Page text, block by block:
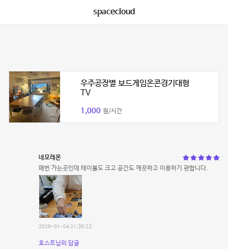
spacecloud
우주공장별 보드게임온콘경기대형
TV
1,000 원/시간
네모레몬
매번 가는곳인데 테이블도 크고 공간도 깨끗하고 이용하기 편합니다.
2026-01-04 21:39:23
호스트님의 답글